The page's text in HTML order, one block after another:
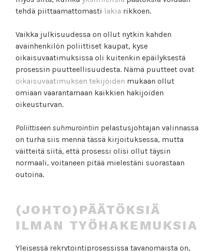
tehdä piittaamattomasti lakia rikkoen.
Vaikka julkisuudessa on ollut nytkin kahden
avainhenkilön poliittiset kaupat, kyse
oikaisuvaatimuksissa oli kuitenkin epäilyksestä
prosessin puutteellisuudesta. Nämä puutteet ovat
oikaisuvaatimuksen tekijöiden mukaan ollut
omiaan vaarantamaan kaikkien hakijoiden
oikeusturvan.
Poliittiseen suhmurointiin pelastusjohtajan valinnassa
on turha siis mennä tässä kirjoituksessa, mutta
väitteitä siitä, että prosessi olisi ollut täysin
normaali, voitaneen pitää mielestäni suorastaan
outoina.
(JOHTO)PÄÄTÖKSIÄ
ILMAN TYÖHAKEMUKSIA
Yleisessä rekrytointiprosessissa tavanomaista on,